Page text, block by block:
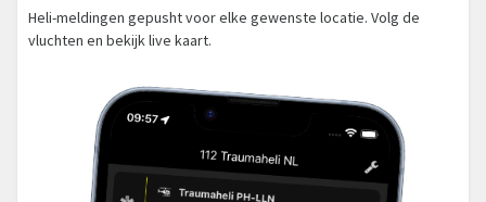
Heli-meldingen gepusht voor elke gewenste locatie. Volg de
vluchten en bekijk live kaart.